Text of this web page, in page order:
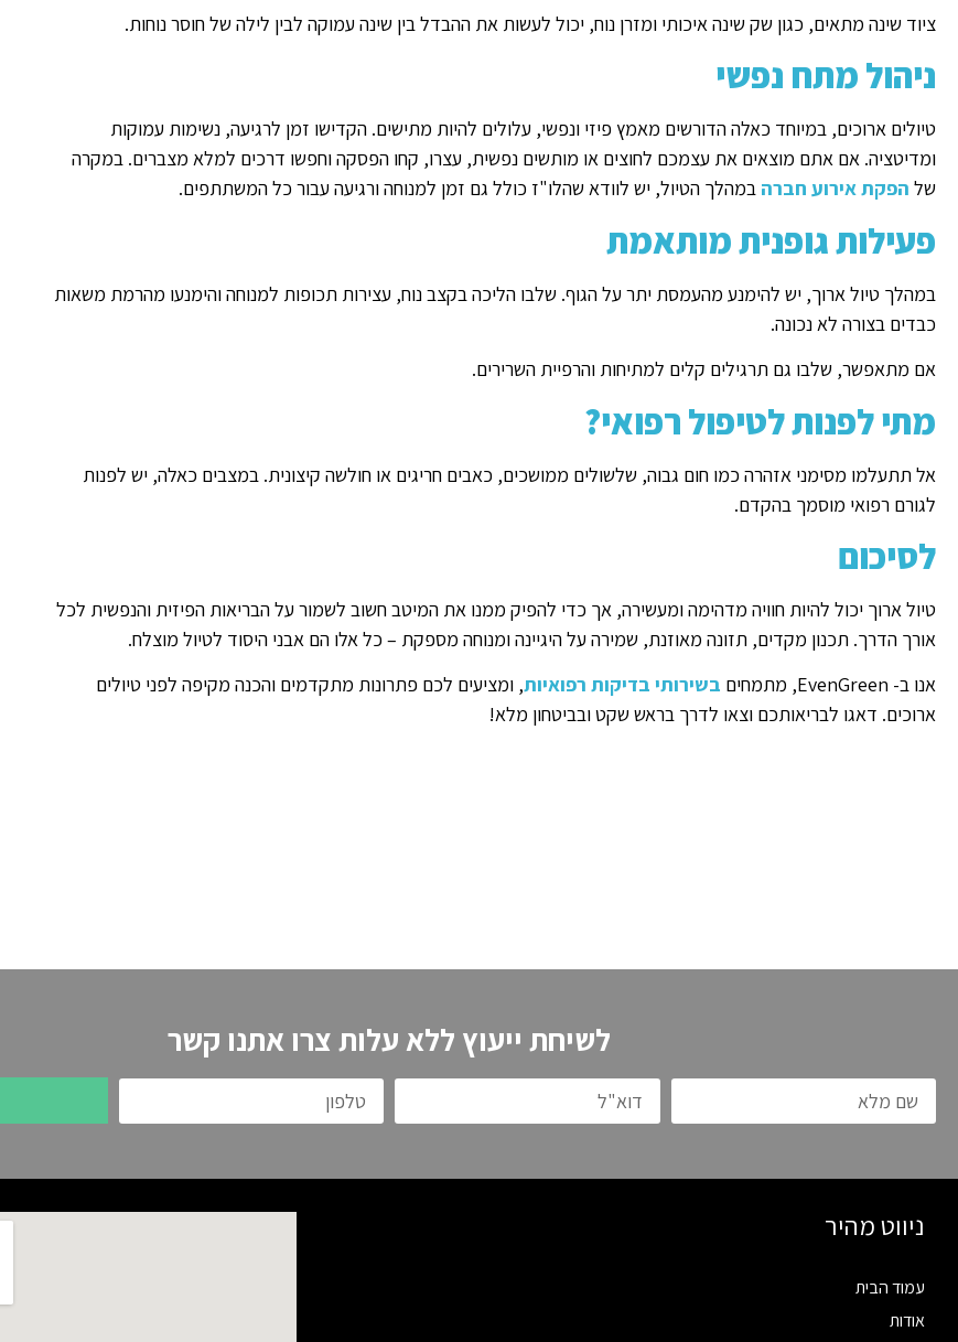
ציוד שינה מתאים, כגון שק שינה איכותי ומזרן נוח, יכול לעשות את ההבדל בין שינה עמוקה לבין לילה של חוסר נוחות.
ניהול מתח נפשי
טיולים ארוכים, במיוחד כאלה הדורשים מאמץ פיזי ונפשי, עלולים להיות מתישים. הקדישו זמן לרגיעה, נשימות עמוקות
ומדיטציה. אם אתם מוצאים את עצמכם לחוצים או מותשים נפשית, עצרו, קחו הפסקה וחפשו דרכים למלא מצברים. במקרה
של הפקת אירוע חברה במהלך הטיול, יש לוודא שהלו"ז כולל גם זמן למנוחה ורגיעה עבור כל המשתתפים.
פעילות גופנית מותאמת
במהלך טיול ארוך, יש להימנע מהעמסת יתר על הגוף. שלבו הליכה בקצב נוח, עצירות תכופות למנוחה והימנעו מהרמת משאות
כבדים בצורה לא נכונה.
אם מתאפשר, שלבו גם תרגילים קלים למתיחות והרפיית השרירים.
מתי לפנות לטיפול רפואי?
אל תתעלמו מסימני אזהרה כמו חום גבוה, שלשולים ממושכים, כאבים חריגים או חולשה קיצונית. במצבים כאלה, יש לפנות
לגורם רפואי מוסמך בהקדם.
לסיכום
טיול ארוך יכול להיות חוויה מדהימה ומעשירה, אך כדי להפיק ממנו את המיטב חשוב לשמור על הבריאות הפיזית והנפשית לכל
אורך הדרך. תכנון מקדים, תזונה מאוזנת, שמירה על היגיינה ומנוחה מספקת – כל אלו הם אבני היסוד לטיול מוצלח.
אנו ב- EvenGreen, מתמחים
בשירותי בדיקות רפואיות, ומציעים לכם פתרונות מתקדמים והכנה מקיפה לפני טיולים
ארוכים. דאגו לבריאותכם וצאו לדרך בראש שקט ובביטחון מלא!
לשיחת ייעוץ ללא עלות צרו אתנו קשר
ניווט מהיר
עמוד הבית
אודות